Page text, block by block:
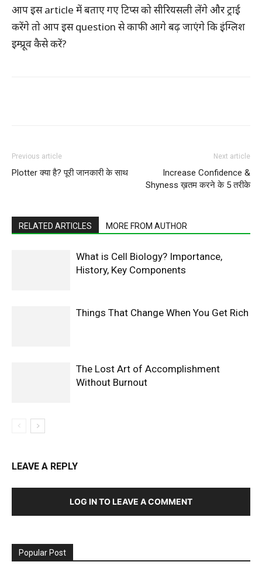
आप इस article में बताए गए टिप्स को सीरियसली लेंगे और ट्राई
करेंगे तो आप इस question से काफी आगे बढ़ जाएंगे कि इंग्लिश
इम्प्रूव कैसे करें?
Previous article
Plotter क्या है? पूरी जानकारी के साथ
Next article
Increase Confidence &
Shyness ख़तम करने के 5 तरीके
RELATED ARTICLES MORE FROM AUTHOR
What is Cell Biology? Importance,
History, Key Components
Things That Change When You Get Rich
The Lost Art of Accomplishment
Without Burnout
LEAVE A REPLY
LOG IN TO LEAVE A COMMENT
Popular Post